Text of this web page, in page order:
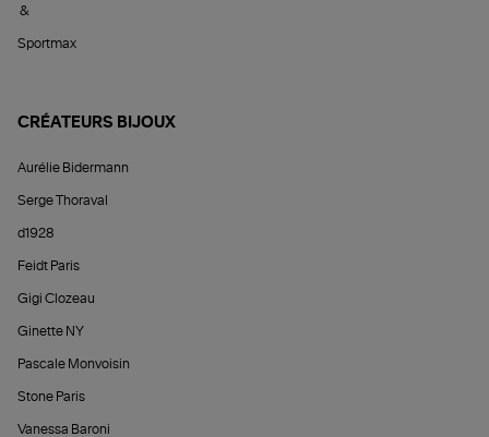
&
Sportmax
CRÉATEURS BIJOUX
Aurélie Bidermann
Serge Thoraval
d1928
Feidt Paris
Gigi Clozeau
Ginette NY
Pascale Monvoisin
Stone Paris
Vanessa Baroni